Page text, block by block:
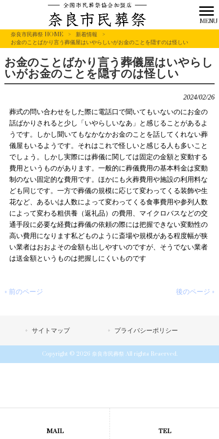
MENU
奈良市民葬祭 HOME
> 新着情報
>
お金のことばかり言う葬儀屋はいやらしいがお金のことを隠すのは怪しい
お金のことばかり言う葬儀屋はいやらし
いがお金のことを隠すのは怪しい
2024/02/26
葬式の問い合わせをした際に電話口で聞いてもいないのにお金の
話ばかりされると少し「いやらしいなあ」と感じることがあるよ
うです。しかし聞いてもなかなかお金のことを話してくれない葬
儀屋もいるようです。それはこれで怪しいと感じる人も多いこと
でしょう。しかし実際には葬儀に関しては固定の金額と変動する
費用というものがあります。一般的に葬儀費用の基本料金は変動
制のない固定的な費用です。ほかにも火葬費用や施設の利用料な
ども同じです。一方で葬儀の規模に応じて変わってくる装飾や生
花など、あるいは人数によって変わってくる食事費用や参列人数
によって変わる粗供養（返礼品）の費用、マイクロバスなどの交
通手段に必要な経費は葬儀の依頼の際には把握できない変動性の
高い費用になります私どものように斎場や規模がある程度幅が狭
い業者はおおよその金額も出しやすいのですが、そうでない業者
は送金額というものは把握しにくいものです
« 前のページ 後のページ »
サイトマップ プライバシーポリシー
Copyright © 2026 奈良市民葬祭 All rights Reserved.
MAIL TEL